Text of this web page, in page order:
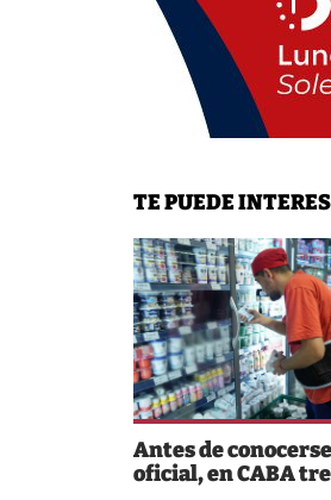
TE PUEDE
Antes de
oficial, en CABA